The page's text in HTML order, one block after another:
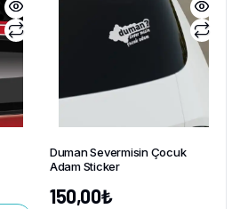
Duman Severmisin Çocuk
Adam Sticker
150,00₺